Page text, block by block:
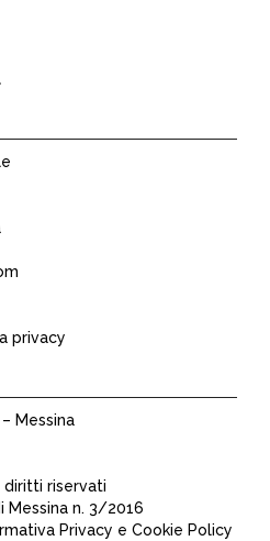
privacy
Messina
riservati
Messina n. 3/2016
Privacy e Cookie Policy